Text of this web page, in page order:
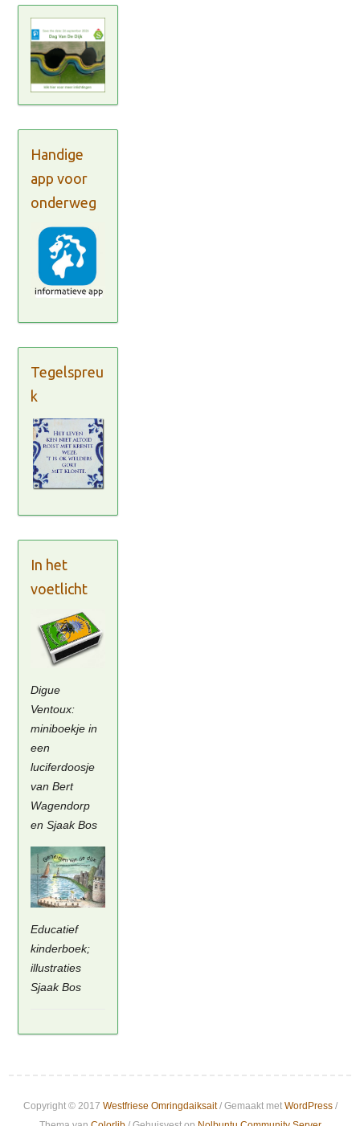
Handige
app voor
onderweg
Tegelspreu
k
In het
voetlicht
Digue
Ventoux:
miniboekje in
een
luciferdoosje
van Bert
Wagendorp
en Sjaak Bos
Educatief
kinderboek;
illustraties
Sjaak Bos
Copyright © 2017 Westfriese Omringdaiksait/ Gemaakt met WordPress/